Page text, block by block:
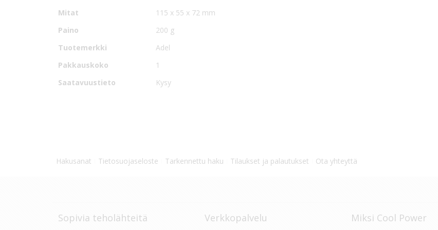
Mitat
115 x 55 x 72 mm
Paino
200 g
Tuotemerkki
Adel
Pakkauskoko
1
Saatavuustieto
Kysy
Hakusanat Tietosuojaseloste Tarkennettu haku Tilaukset ja palautukset Ota yhteyttä
Sopivia teholähteitä Verkkopalvelu Miksi Cool Power